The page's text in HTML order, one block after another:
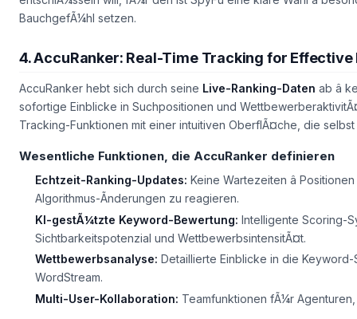
BauchgefÃ¼hl setzen.
4. AccuRanker: Real-Time Tracking for
AccuRanker hebt sich durch seine Live-Ranking-Daten ab â
sofortige Einblicke in Suchpositionen und
Tracking-Funktionen mit einer intuitiven OberflÃ¤che, die
Wesentliche Funktionen, die AccuRanker definieren
Echtzeit-Ranking-Updates: Keine Wartezeiten â
Algorithmus-Ãnderungen zu reagieren.
KI-gestÃ¼tzte Keyword-Bewertung: Intelligente Scoring-
Sichtbarkeitspotenzial und WettbewerbsintensitÃ¤t.
Wettbewerbsanalyse: Detaillierte Einblicke in die Keyword-
WordStream.
Multi-User-Kollaboration: Teamfunktionen fÃ¼r